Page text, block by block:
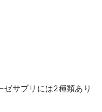
サプリには2種類あり